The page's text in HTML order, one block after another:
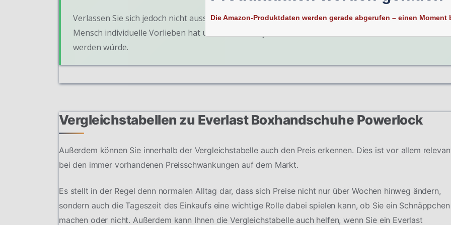
Die Amazon-Produktdaten werden gerade abgerufen – einen Moment
Verlassen Sie sich jedoch nicht ausschließlich darauf. Behalten Sie stets im Hinterkopf, dass jeder
Mensch individuelle Vorlieben hat und somit nicht jeder Kommentar auch von Ihnen vertreten
werden würde.
Vergleichstabellen zu Everlast Boxhandschuhe Powerlock
Außerdem können Sie innerhalb der Vergleichstabelle auch den Preis erkennen. Dies ist vor allem
bei den immer vorhandenen Preisschwankungen auf dem Markt.
Es stellt in der Regel denn normalen Alltag dar, dass sich Preise nicht nur über Wochen hinweg ändern,
sondern auch die Tageszeit des Einkaufs eine wichtige Rolle dabei spielen kann, ob Sie ein Schnäppchen
machen oder nicht. Außerdem kann Ihnen die Vergleichstabelle auch helfen, wenn Sie ein Everlast